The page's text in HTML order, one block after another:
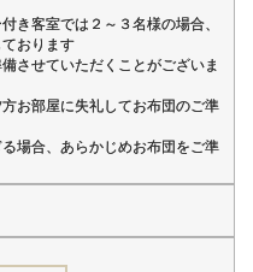
き客室では２～３名様の場合、
おります
させていただくことがございま
お部屋に失礼してお布団のご準
場合、あらかじめお布団をご準